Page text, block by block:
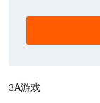
3A游戏